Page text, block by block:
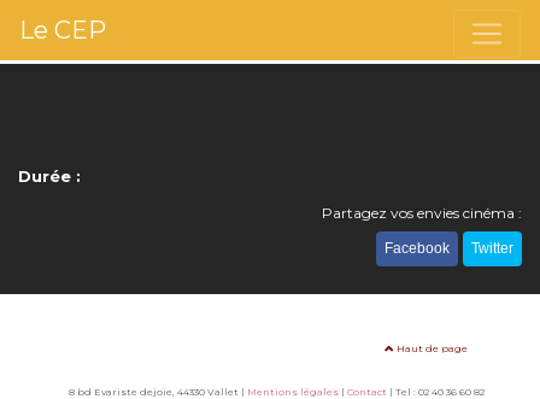
Le CEP
Durée :
Partagez vos envies cinéma :
Facebook Twitter
Haut de page
8 bd Evariste dejoie, 44330 Vallet | Mentions légales| Contact | Tel : 02 40 36 60 82